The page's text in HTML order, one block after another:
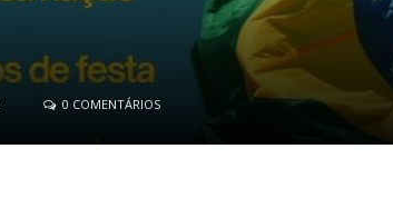
0 COMENTÁRIOS